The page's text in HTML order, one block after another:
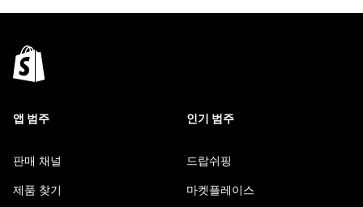
앱 범주
판매 채널
제품 찾기
인기 범주
드랍쉬핑
마켓플레이스